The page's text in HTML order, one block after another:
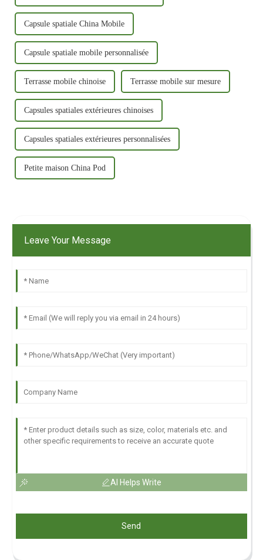
Capsule spatiale China Mobile
Capsule spatiale mobile personnalisée
Terrasse mobile chinoise Terrasse mobile sur mesure
Capsules spatiales extérieures chinoises
Capsules spatiales extérieures personnalisées
Petite maison China Pod
Leave Your Message
AI Helps Write
Send